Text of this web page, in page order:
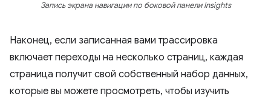
Запись экрана навигации по боковой панели Insights
Наконец, если записанная вами трассировка
включает переходы на несколько страниц, каждая
страница получит свой собственный набор данных,
которые вы можете просмотреть, чтобы изучить